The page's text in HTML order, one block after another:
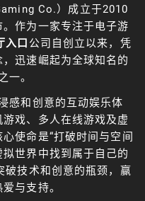
Co.）成立于2010
作为一家专注于电子游
入口 公司自创立以来，凭
迅速崛起为全球知名的
一。
感和创意的互动娱乐体
戏、多人在线游戏及虚
心使命是“打破时间与空间
世界中找到属于自己的
破技术和创意的瓶颈，赢
与支持。